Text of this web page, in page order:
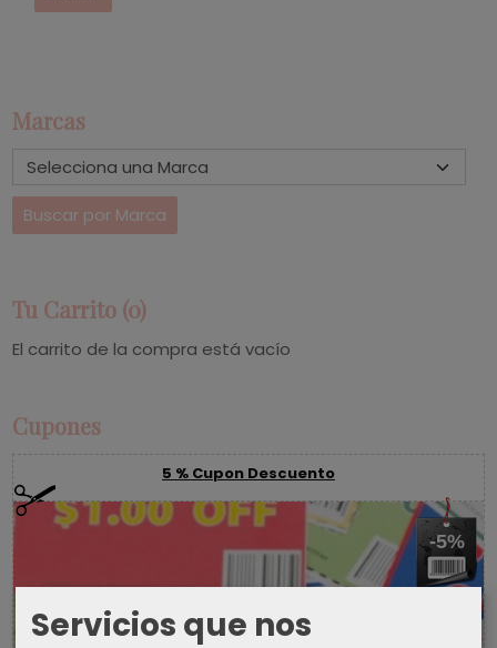
Marcas
Tu Carrito (0)
El carrito de la compra está vacío
Cupones
5 % Cupon Descuento
-5%
Servicios que nos